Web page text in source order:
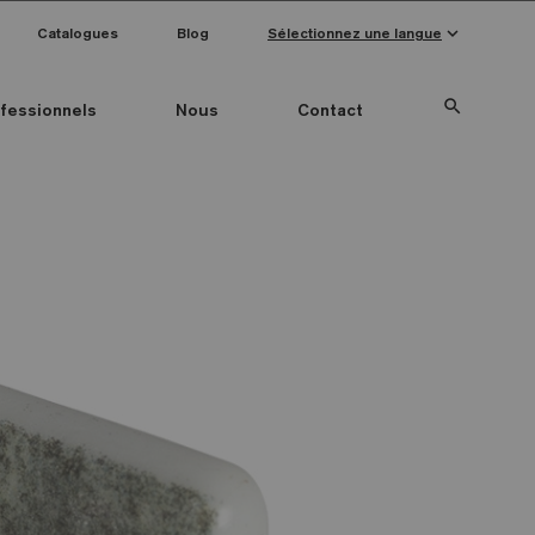
Nous Contact search
Catalogues Blog Sélectionnez une langue keyboard_arrow_down